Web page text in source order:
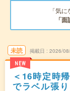
「気
「
未読
NEW
掲載日 2026/
＜16時定時
でラベル張